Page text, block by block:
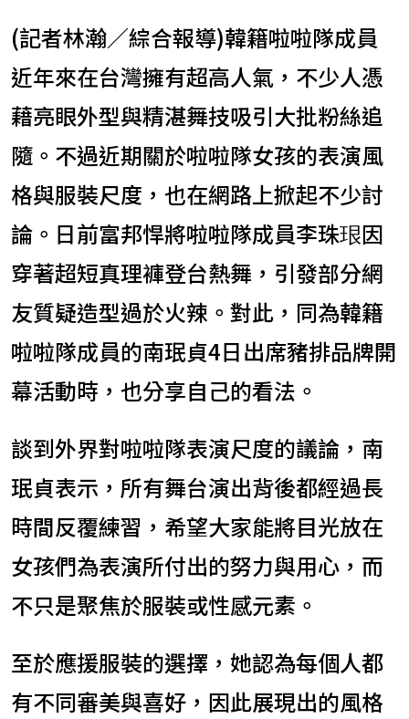
(記者林瀚／綜合報導)韓籍啦啦隊成員
近年來在台灣擁有超高人氣，不少人憑
藉亮眼外型與精湛舞技吸引大批粉絲追
隨。不過近期關於啦啦隊女孩的表演風
格與服裝尺度，也在網路上掀起不少討
論。日前富邦悍將啦啦隊成員李珠珢因
穿著超短真理褲登台熱舞，引發部分網
友質疑造型過於火辣。對此，同為韓籍
啦啦隊成員的南珉貞4日出席豬排品牌開
幕活動時，也分享自己的看法。
談到外界對啦啦隊表演尺度的議論，南
珉貞表示，所有舞台演出背後都經過長
時間反覆練習，希望大家能將目光放在
女孩們為表演所付出的努力與用心，而
不只是聚焦於服裝或性感元素。
至於應援服裝的選擇，她認為每個人都
有不同審美與喜好，因此展現出的風格